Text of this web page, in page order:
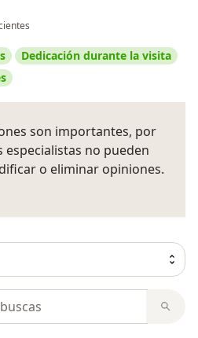
Dedicación durante la visita
son importantes, por
especialistas no pueden
o eliminar opiniones.